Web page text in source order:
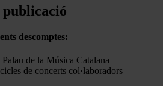
descomptes:
de la Música Catalana
de concerts col·laboradors